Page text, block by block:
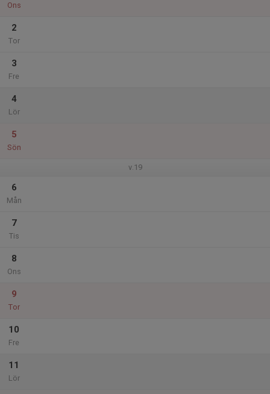
Ons
2
Tor
3
Fre
4
Lör
5
Sön
v.19
6
Mån
7
Tis
8
Ons
9
Tor
10
Fre
11
Lör